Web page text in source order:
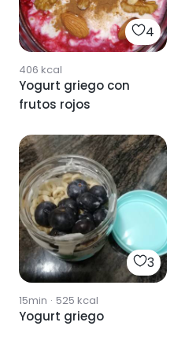
4
406 kcal
Yogurt griego con
frutos rojos
3
15min · 525 kcal
Yogurt griego